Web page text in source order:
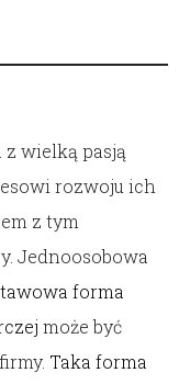
wielką pasją
rozwoju ich
z tym
Jednoosobowa
forma
może być
Taka forma